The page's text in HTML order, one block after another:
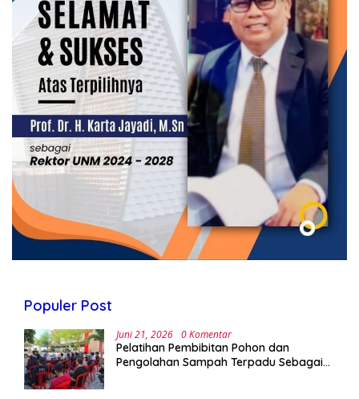
Populer Post
Juni 21, 2026 0 Komentar
Pelatihan Pembibitan Pohon dan
Pengolahan Sampah Terpadu Sebagai